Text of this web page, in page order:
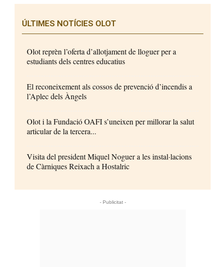
ÚLTIMES NOTÍCIES OLOT
Olot reprèn l’oferta d’allotjament de lloguer per a
estudiants dels centres educatius
El reconeixement als cossos de prevenció d’incendis a
l’Aplec dels Àngels
Olot i la Fundació OAFI s’uneixen per millorar la salut
articular de la tercera...
Visita del president Miquel Noguer a les instal·lacions
de Càrniques Reixach a Hostalric
- Publicitat -